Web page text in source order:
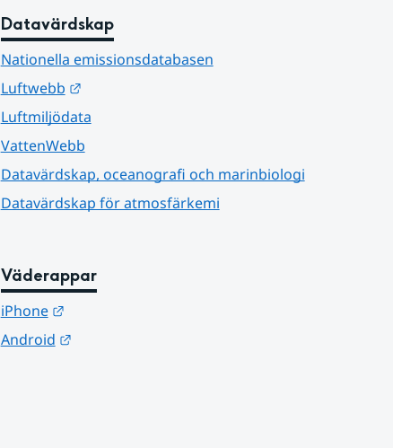
Datavärdskap
Nationella emissionsdatabasen
Luftwebb
Länk till annan webbplats.
Luftmiljödata
VattenWebb
Datavärdskap, oceanografi och marinbiologi
Datavärdskap för atmosfärkemi
Väderappar
iPhone
Länk till annan webbplats.
Android
Länk till annan webbplats.